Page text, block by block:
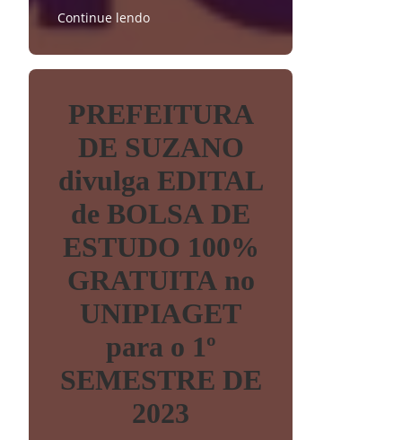
Continue lendo
PREFEITURA
DE SUZANO
divulga EDITAL
de BOLSA DE
ESTUDO 100%
GRATUITA no
UNIPIAGET
para o 1º
SEMESTRE DE
2023